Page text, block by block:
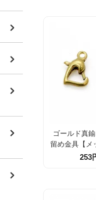
ゴールド真
留め金具【メ
金】約12mm
253